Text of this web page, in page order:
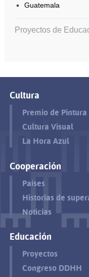
Guatemala
Proyectos de
Cultura
Premio de Pintura
Cultura Visual
La Hora Azul
Cooperación
Países
Historias de
Noticias
Educación
Proyectos
Congreso DDHH